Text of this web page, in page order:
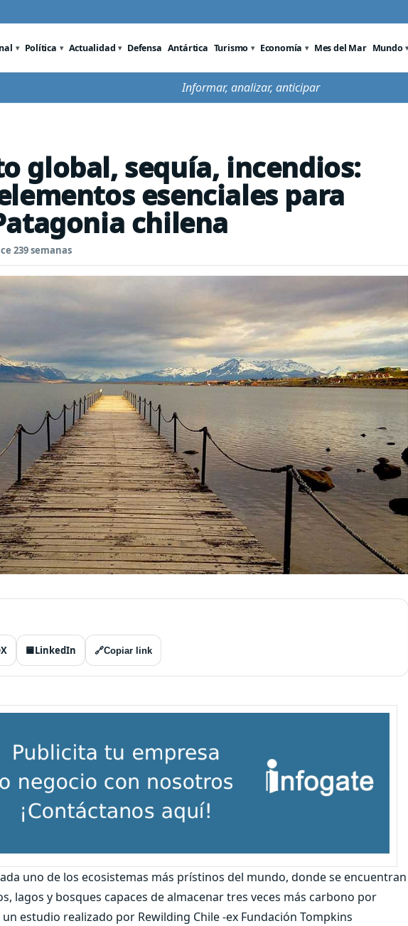
Política Actualidad Defensa Antártica Turismo Economía Mes del Mar Mundo
Informar, analizar, anticipar
global, sequía, incendios:
esenciales para
chilena
239 semanas
X 🟦LinkedIn 🔗Copiar link
uno de los ecosistemas más prístinos del mundo, donde se encuentran
lagos y bosques capaces de almacenar tres veces más carbono por
estudio realizado por Rewilding Chile -ex Fundación Tompkins